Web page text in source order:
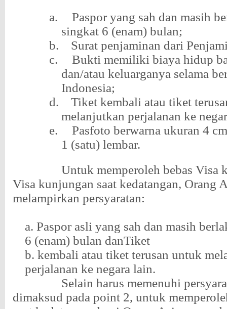
a.
Paspor yang sah dan masih
singkat 6 (enam) bulan;
b.
Surat penjaminan dari
c.
Bukti memiliki biaya hidup
dan/atau keluarganya selama
Indonesia;
d.
Tiket kembali atau tiket
melanjutkan perjalanan ke
e.
Pasfoto berwarna ukuran 4
1 (satu) lembar.
Untuk memperoleh bebas Visa
Visa kunjungan saat kedatangan, Orang
melampirkan persyaratan:
a. Paspor asli yang sah dan masih
6 (enam) bulan danTiket
b. kembali atau tiket terusan untuk
perjalanan ke negara lain.
Selain harus memenuhi
dimaksud pada point 2, untuk